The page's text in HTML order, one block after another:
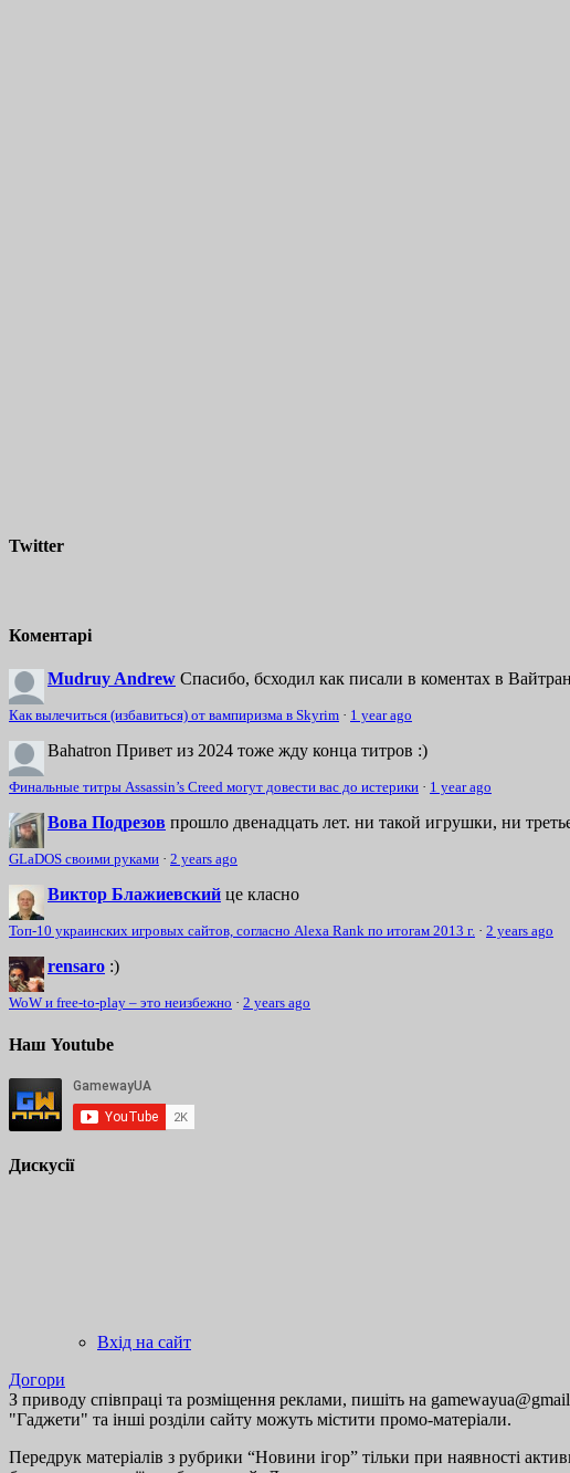
Twitter
Коментарі
Mudruy Andrew Спасибо, бсходил как писали в коментах в
Как вылечиться (избавиться) от вампиризма в Skyrim · 1 year ago
Bahatron Привет из 2024 тоже жду конца титров :)
Финальные титры Assassin’s Creed могут довести вас до истерики · 1 year ago
Вова Подрезов прошло двенадцать лет. ни такой игрушки, ни
GLaDOS своими руками · 2 years ago
Виктор Блажиевский це класно
Топ-10 украинских игровых сайтов, согласно Alexa Rank по итогам 2013 г. · 2 years ago
rensaro :)
WoW и free-to-play – это неизбежно · 2 years ago
Наш Youtube
Дискусії
Вхід на сайт
Догори
З приводу співпраці та розміщення реклами, пишіть на
"Гаджети" та інші розділи сайту можуть містити промо-матеріали.
Передрук матеріалів з рубрики “Новини ігор” тільки при наявності